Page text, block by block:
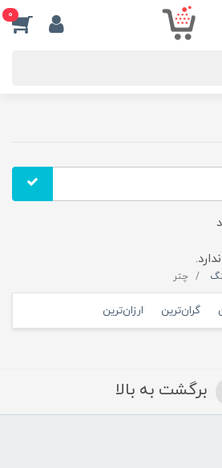
0
چتر
گران‌ترین ارزان‌ترین
برگشت به بالا